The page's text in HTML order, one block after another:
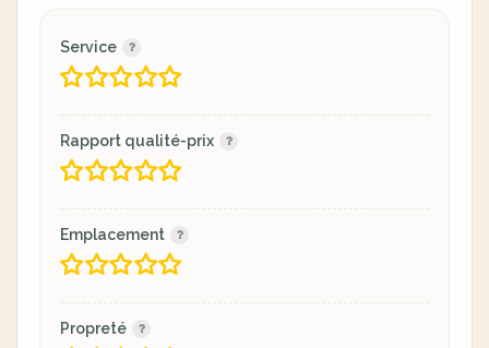
Service
Rapport qualité-prix
Emplacement
Propreté